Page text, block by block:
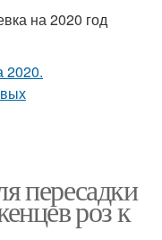
на 2020 год
пересадки
роз к